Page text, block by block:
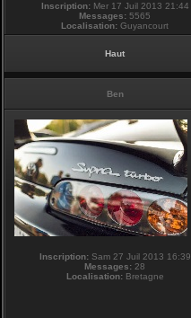
Inscription:Mer 17 Juil 2013 21:44
Messages: 5565
Localisation: Guyancourt
Haut
Ben
Inscription:Sam 27 Juil 2013 16:39
Messages: 28
Localisation:Bretagne